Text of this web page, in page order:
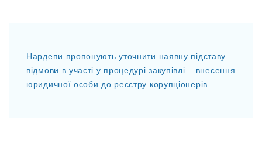
Нардепи пропонують уточнити наявну підставу
відмови в участі у процедурі закупівлі – внесення
юридичної особи до реєстру корупціонерів.